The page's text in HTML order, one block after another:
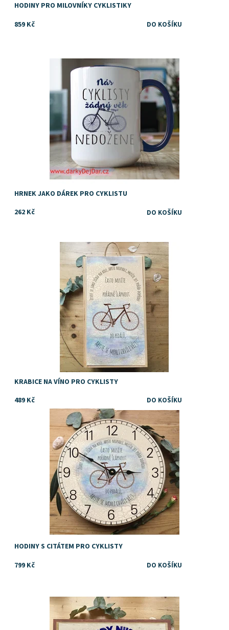
HODINY PRO MILOVNÍKY CYKLISTIKY
859 Kč
Vtipný dárek pro cyklistu, kolaře, kamaráda, tátu, dědečka nebo
DejDar
HRNEK JAKO DÁREK PRO CYKLISTU
262 Kč
Kazeta, krabice nebo box na víno nebo jiný alkohol, pochutiny
nebo drobné dárky jako dárek pro vášnivého cyklistu
Skladem
KRABICE NA VÍNO PRO CYKLISTY
489 Kč
dárek pro muže, co miluje jízdu na kole
Dostupnost:
Skladem
DejDar
HODINY S CITÁTEM PRO CYKLISTY
799 Kč
Dostupnost: Skladem